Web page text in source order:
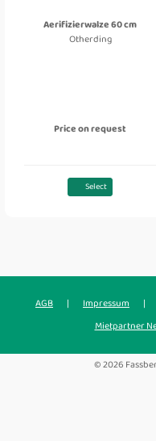
Aerifizierwalze 60 cm
Otherding
Price on request
Select
AGB | Impressum |
Mietpartner
© 2026